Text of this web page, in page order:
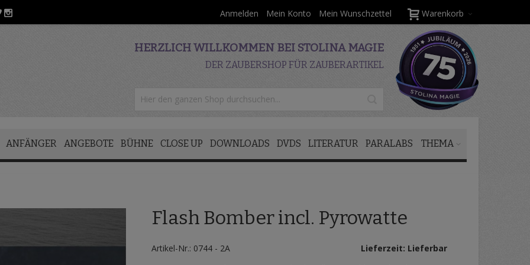
Warenkorb
Anmelden Mein Konto Mein Wunschzettel
HERZLICH WILLKOMMEN BEI STOLINA MAGIE
DER ZAUBERSHOP FÜR ZAUBERARTIKEL
ANFÄNGER ANGEBOTE BÜHNE CLOSE UP DOWNLOADS DVDS LITERATUR PARALABS THEMA
Flash Bomber incl. Pyrowatte
Artikel-Nr.: 0744 - 2A
Lieferzeit: Lieferbar